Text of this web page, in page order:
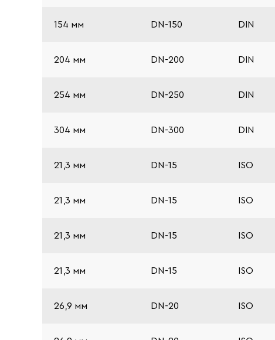
154 мм DN-150 DIN
204 мм DN-200 DIN
254 мм DN-250 DIN
304 мм DN-300 DIN
21,3 мм DN-15 ISO
21,3 мм DN-15 ISO
21,3 мм DN-15 ISO
21,3 мм DN-15 ISO
26,9 мм DN-20 ISO